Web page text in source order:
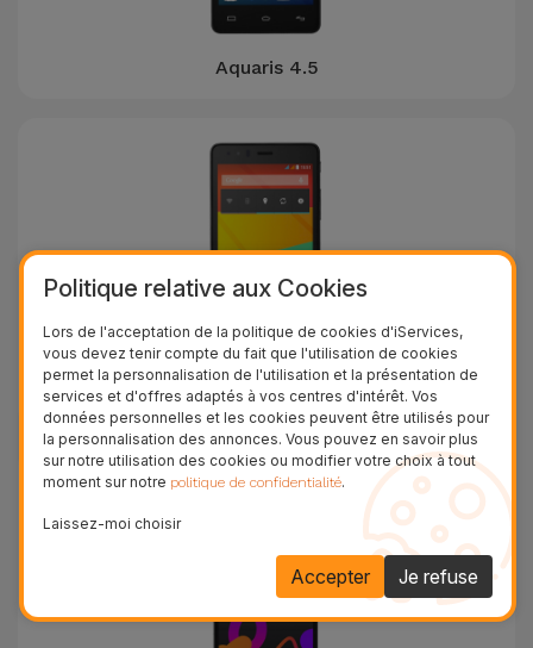
Aquaris 4.5
Aquaris E4
Politique relative aux Cookies
Lors de l'acceptation de la politique de cookies d'iServices,
vous devez tenir compte du fait que l'utilisation de cookies
permet la personnalisation de l'utilisation et la présentation de
services et d'offres adaptés à vos centres d'intérêt. Vos
données personnelles et les cookies peuvent être utilisés pour
la personnalisation des annonces. Vous pouvez en savoir plus
sur notre utilisation des cookies ou modifier votre choix à tout
moment sur notre politique de confidentialité.
Laissez-moi choisir
Je refuse
Accepter